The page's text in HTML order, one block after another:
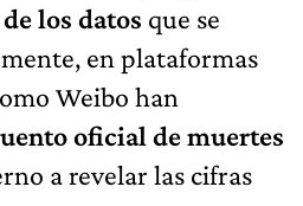
los datos que se
en plataformas
Weibo han
oficial de muertes
a revelar las cifras